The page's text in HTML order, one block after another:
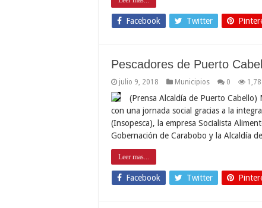
Facebook Twitter
Pescadores de Puerto
julio 9, 2018 Municipios 0
(Prensa Alcaldía de Puerto
con una jornada social gracias a la
(Insopesca), la empresa Socialista
Gobernación de Carabobo y la Alcaldía
Leer mas...
Facebook Twitter